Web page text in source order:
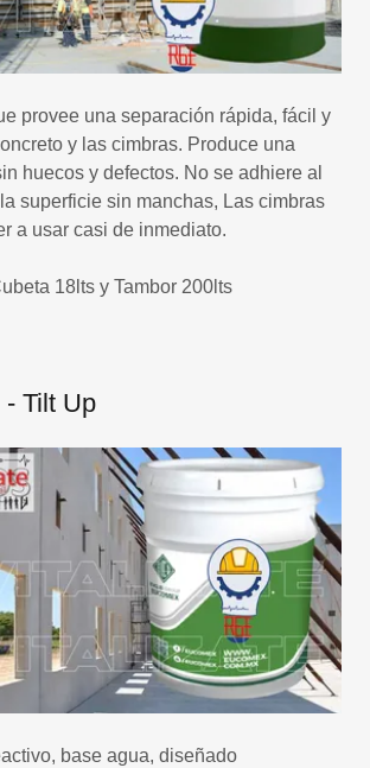
provee una separación rápida, fácil y
y las cimbras. Produce una
huecos y defectos. No se adhiere al
superficie sin manchas, Las cimbras
a usar casi de inmediato.
18lts y Tambor 200lts
Tilt Up
base agua, diseñado